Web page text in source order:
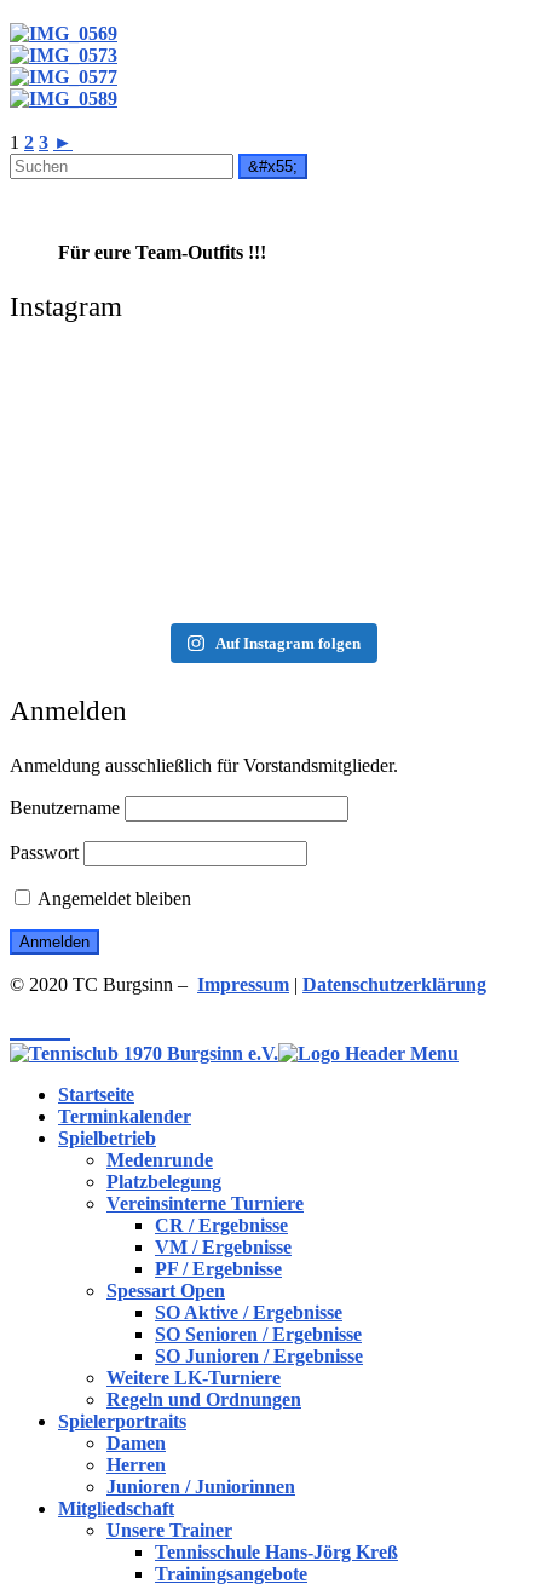
1 2 3 ►
Für eure Team-Outfits !!!
Instagram
Auf Instagram folgen
Anmelden
Anmeldung ausschließlich für Vorstandsmitglieder.
Benutzername
Passwort
Angemeldet bleiben
© 2020 TC Burgsinn – Impressum | Datenschutzerklärung
Startseite
Terminkalender
Spielbetrieb
Medenrunde
Platzbelegung
Vereinsinterne Turniere
CR / Ergebnisse
VM / Ergebnisse
PF / Ergebnisse
Spessart Open
SO Aktive / Ergebnisse
SO Senioren / Ergebnisse
SO Junioren / Ergebnisse
Weitere LK-Turniere
Regeln und Ordnungen
Spielerportraits
Damen
Herren
Junioren / Juniorinnen
Mitgliedschaft
Unsere Trainer
Tennisschule Hans-Jörg Kreß
Trainingsangebote